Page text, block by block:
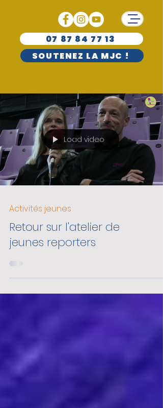
07 87 84 77 13
SOUTENEZ LA MJC !
Load video
Activités jeunes
Retour sur l'atelier de
jeunes reporters